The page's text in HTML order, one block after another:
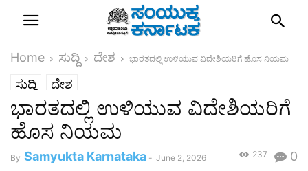
Home ಸುದ್ದಿ ದೇಶ ಭಾರತದಲ್ಲಿ ಉಳಿಯುವ ವಿದೇಶಿಯರಿಗೆ ಹೊಸ ನಿಯಮ
ಸುದ್ದಿ ದೇಶ
ಭಾರತದಲ್ಲಿ ಉಳಿಯುವ ವಿದೇಶಿಯರಿಗೆ
ಹೊಸ ನಿಯಮ
By Samyukta Karnataka - June 2, 2026 0
237